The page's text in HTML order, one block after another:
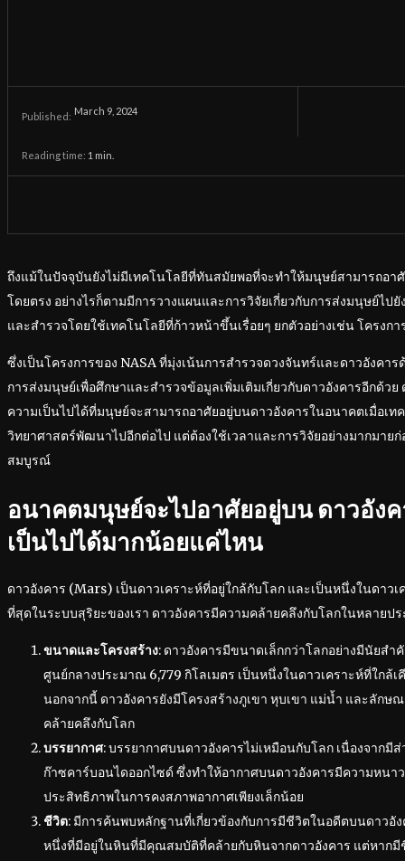
Published: March 9, 2024
Reading time: 1 min.
ถึงแม้ในปัจจุบันยังไม่มีเทคโนโลยีที่ทันสมัยพอที่จะทำให้มนุษย์สามารถอา
โดยตรง อย่างไรก็ตามมีการวางแผนและการวิจัยเกี่ยวกับการส่งมนุษย์ไปยั
และสำรวจโดยใช้เทคโนโลยีที่ก้าวหน้าขึ้นเรื่อยๆ ยกตัวอย่างเช่น โครงก
ซึ่งเป็นโครงการของ NASA ที่มุ่งเน้นการสำรวจดวงจันทร์และดาวอังคา
การส่งมนุษย์เพื่อศึกษาและสำรวจข้อมูลเพิ่มเติมเกี่ยวกับดาวอังคารอีกด้วย
ความเป็นไปได้ที่มนุษย์จะสามารถอาศัยอยู่บนดาวอังคารในอนาคตเมื่อเท
วิทยาศาสตร์พัฒนาไปอีกต่อไป แต่ต้องใช้เวลาและการวิจัยอย่างมากมาย
สมบูรณ์
อนาคตมนุษย์จะไปอาศัยอยู่บน ดาวอัง
เป็นไปได้มากน้อยแค่ไหน
ดาวอังคาร (Mars) เป็นดาวเคราะห์ที่อยู่ใกล้กับโลก และเป็นหนึ่งในดาว
ที่สุดในระบบสุริยะของเรา ดาวอังคารมีความคล้ายคลึงกับโลกในหลายปร
ขนาดและโครงสร้าง: ดาวอังคารมีขนาดเล็กกว่าโลกอย่างมีนัยสำ
ศูนย์กลางประมาณ 6,779 กิโลเมตร เป็นหนึ่งในดาวเคราะห์ที่ใกล้
นอกจากนี้ ดาวอังคารยังมีโครงสร้างภูเขา หุบเขา แม่น้ำ และลักษ
คล้ายคลึงกับโลก
บรรยากาศ: บรรยากาศบนดาวอังคารไม่เหมือนกับโลก เนื่องจากมี
ก๊าซคาร์บอนไดออกไซด์ ซึ่งทำให้อากาศบนดาวอังคารมีความหนา
ประสิทธิภาพในการคงสภาพอากาศเพียงเล็กน้อย
ชีวิต: มีการค้นพบหลักฐานที่เกี่ยวข้องกับการมีชีวิตในอดีตบนดาวอั
หนึ่งที่มีอยู่ในหินที่มีคุณสมบัติที่คล้ายกับหินจากดาวอังคาร แต่หากมี